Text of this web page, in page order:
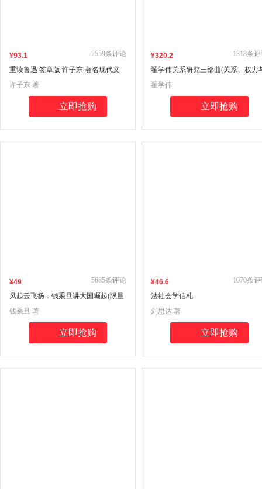
¥93.1
重读鲁迅 签章版 许子东 著名现代文
学史学者 香港岭南大学中文系教授 解
读鲁迅经典作品 北京大学出版社 当当
2559条评论
许子东 著
立即抢购
¥320.2
翟学伟关系研究三部曲(关系、权力
报的运作+人情、面子与权力的再生
+人伦、耻感与关系向度)
1318条
翟学伟
立即抢购
¥49
风起云飞扬：钱乘旦讲大国崛起(限量
作者签章版，数量有限售完止）
5685条评论
钱乘旦 著
立即抢购
¥46.6
法社会学信札
1070条
刘思达 著
立即抢购